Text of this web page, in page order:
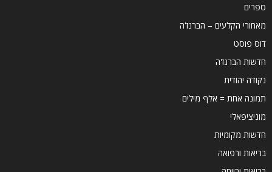
ספרים
מאחורי הקלעים – הברנז'ה
דוס פוסט
חדשות הברנז'ה
נקודה יהודית
תמונה אחת = אלף מילים
מוניציפאלי
חדשות מקומיות
בריאות ורפואה